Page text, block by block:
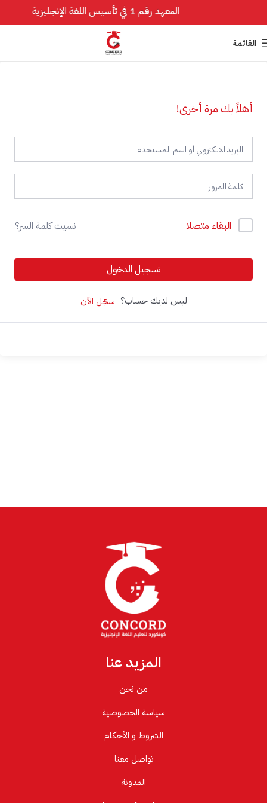
المعهد رقم 1 في تأسيس اللغة الإنجليزية
القائمة
أهلاً بك مرة أخرى!
البقاء متصلا نسيت كلمة السر؟
تسجيل الدخول
ليس لديك حساب؟ سجّل الآن
المزيد عنا
من نحن
سياسة الخصوصية
الشروط و الأحكام
تواصل معنا
المدونة